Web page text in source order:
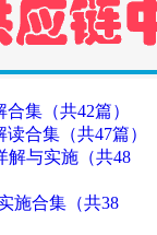
合集（共42篇）
读合集（共47篇）
解与实施（共48
施合集（共38